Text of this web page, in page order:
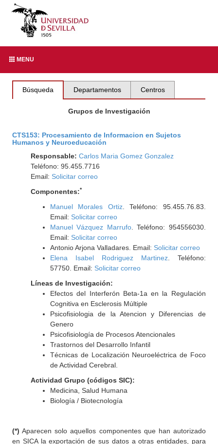
MENU
Búsqueda Departamentos Centros
Grupos de Investigación
CTS153: Procesamiento de Informacion en Sujetos
Humanos y Neuroeducación
Responsable: Carlos Maria Gomez Gonzalez
Teléfono: 95.455.7716
Email: Solicitar correo
Componentes:*
Manuel Morales Ortiz. Teléfono: 95.455.76.83.
Email: Solicitar correo
Manuel Vázquez Marrufo. Teléfono: 954556030.
Email: Solicitar correo
Antonio Arjona Valladares. Email: Solicitar correo
Elena Isabel Rodriguez Martinez. Teléfono:
57750. Email: Solicitar correo
Líneas de Investigación:
Efectos del Interferón Beta-1a en la Regulación
Cognitiva en Esclerosis Múltiple
Psicofisiologia de la Atencion y Diferencias de
Genero
Psicofisiología de Procesos Atencionales
Trastornos del Desarrollo Infantil
Técnicas de Localización Neuroeléctrica de Foco
de Actividad Cerebral.
Actividad Grupo (códigos SIC):
Medicina, Salud Humana
Biología / Biotecnología
(*) Aparecen solo aquellos componentes que han autorizado
en SICA la exportación de sus datos a otras entidades, para